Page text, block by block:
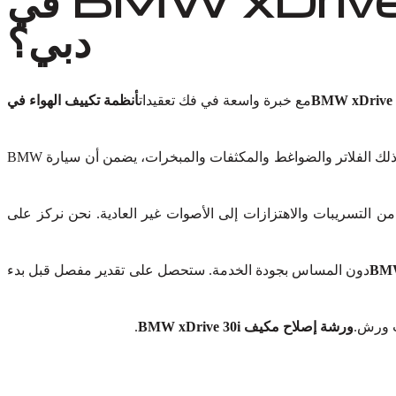
دبي؟
مع خبرة واسعة في فك تعقيداتأنظمة تكييف الهواء في
، بما في ذلك الفلاتر والضواغط والمكثفات والمبخرات، يضمن أن سيارة BMW
التسريبات والاهتزازات إلى الأصوات غير العادية. نحن نركز على
دون المساس بجودة الخدمة. ستحصل على تقدير مفصل قبل بدء
ورش.ورشة إصلاح مكيف BMW xDrive 30i .